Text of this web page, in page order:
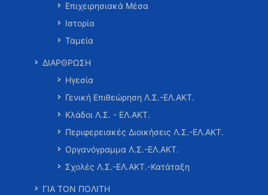
Επιχειρησιακά Μέσα
Ιστορία
Ταμεία
ΔΙΑΡΘΡΩΣΗ
Ηγεσία
Γενική Επιθεώρηση Λ.Σ.-ΕΛ.ΑΚΤ.
Κλάδοι Λ.Σ. - ΕΛ.ΑΚΤ.
Περιφερειακές Διοικήσεις Λ.Σ.-ΕΛ.ΑΚΤ.
Οργανόγραμμα Λ.Σ.-ΕΛ.ΑΚΤ.
Σχολές Λ.Σ.-ΕΛ.ΑΚΤ.-Κατάταξη
ΓΙΑ ΤΟΝ ΠΟΛΙΤΗ